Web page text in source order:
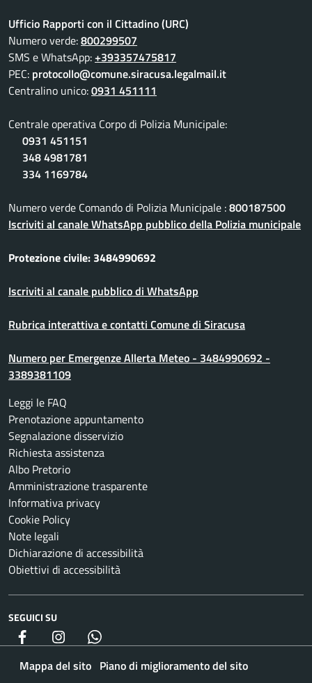
Ufficio Rapporti con il Cittadino (URC)
Numero verde:800299507
SMS e WhatsApp:+393357475817
PEC: protocollo@comune.siracusa.legalmail.it
Centralino unico:0931 451111
Centrale operativa Corpo di Polizia Municipale:
0931 451151
348 4981781
334 1169784
Numero verde Comando di Polizia Municipale :800187500
Iscriviti al canale WhatsApp pubblico della Polizia municipale
Protezione civile: 3484990692
Iscriviti al canale pubblico di WhatsApp
Rubrica interattiva e contatti Comune di Siracusa
Numero per Emergenze Allerta Meteo - 3484990692 -
3389381109
Leggi le FAQ
Prenotazione appuntamento
Segnalazione disservizio
Richiesta assistenza
Albo Pretorio
Amministrazione trasparente
Informativa privacy
Cookie Policy
Note legali
Dichiarazione di accessibilità
Obiettivi di accessibilità
SEGUICI SU
Facebook Instagram
Mappa del sito Piano di miglioramento del sito